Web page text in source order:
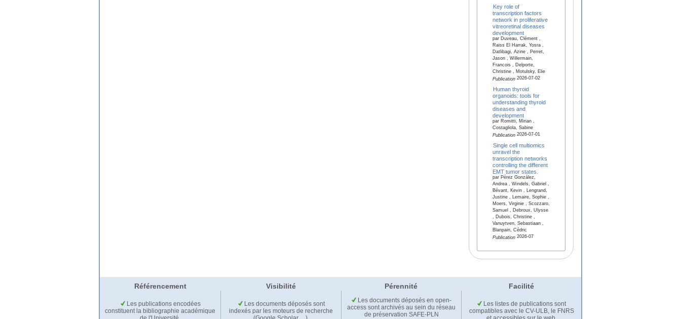
Key role of
transcription factors
network in proliferative
vitreoretinal diseases
development
par Duveau, Clément ,
Raiss El Harrak, Yosra ,
Datlibagi, Azine , Perret,
Jason , Willermain,
Francois , Delporte,
Christine , Motulsky, Elie
Publication2026-07-02
Human thyroid
organoids: tools for
understanding thyroid
diseases and
development
par Romitti, Mirian ,
Costagliola, Sabine
Publication2026-07-01
Single cell multiomics
unravel the
transcription networks
controlling the different
EMT tumor states.
par Pérez González,
Andrea , Windels, Gabriel ,
Bévant, Kevin , Lengrand,
Justine , Lemaire, Sophie ,
Moers, Virginie , Scozzaro,
Samuel , Debroux, Ulysse
, Dubois, Christine ,
Vanuytven, Sebastiaan ,
Blanpain, Cédric
Publication2026-07
Référencement Visibilité Pérennité Facilité
Les publications encodées
constituent la bibliographie académique
Les documents déposés sont
indexés par les moteurs de recherche
Les documents déposés en open-
access sont archivés au sein du réseau
de préservation SAFE-PLN
Les listes de publications sont
compatibles avec le CV-ULB, le FNRS